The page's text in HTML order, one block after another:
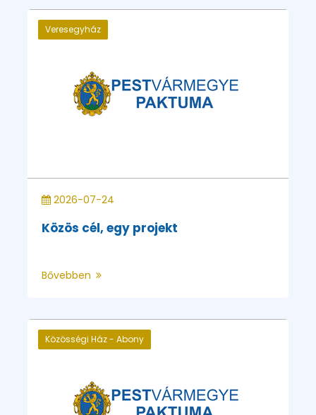
Veresegyház
2026-07-24
Közös cél, egy projekt
Bővebben
Közösségi Ház - Abony